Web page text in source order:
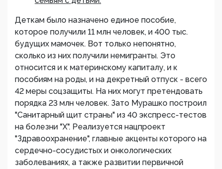
Деткам было назначено единое пособие,
которое получили 11 млн человек, и 400 тыс.
будущих мамочек. Вот только непонятно,
сколько из них получили немигранты. Это
относится и к материнскому капиталу, и к
пособиям на роды, и на декретный отпуск - всего
42 меры соцзащиты. На них могут претендовать
порядка 23 млн человек. Зато Мурашко построил
"Санитарный щит страны" из 40 экспресс-тестов
на болезни "Х". Реализуется нацпроект
"Здравоохранение", главные акценты которого на
сердечно-сосудистых и онкологических
заболеваниях, а также развитии первичной